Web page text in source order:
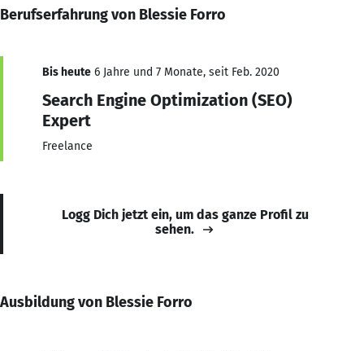
Berufserfahrung von Blessie Forro
Bis heute 6 Jahre und 7 Monate, seit Feb. 2020
Search Engine Optimization (SEO)
Expert
Freelance
Logg Dich jetzt ein, um das ganze Profil zu
sehen.
Ausbildung von Blessie Forro